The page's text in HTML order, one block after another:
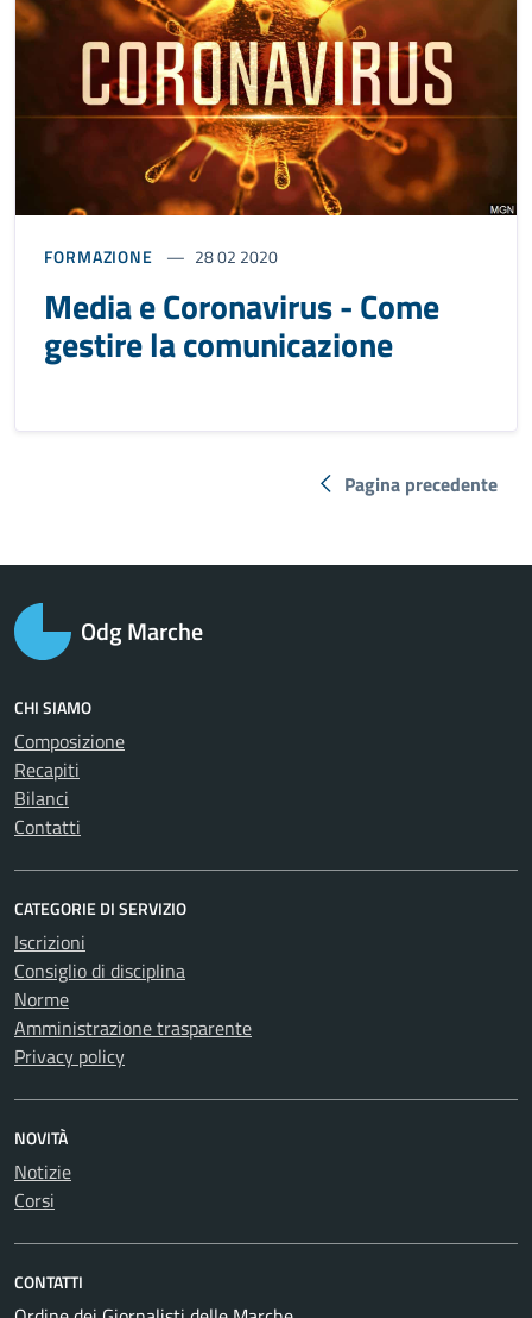
FORMAZIONE 28 02 2020
Media e Coronavirus - Come
gestire la comunicazione
Pagina precedente
Odg Marche
CHI SIAMO
Composizione
Recapiti
Bilanci
Contatti
CATEGORIE DI SERVIZIO
Iscrizioni
Consiglio di disciplina
Norme
Amministrazione trasparente
Privacy policy
NOVITÀ
Notizie
Corsi
CONTATTI